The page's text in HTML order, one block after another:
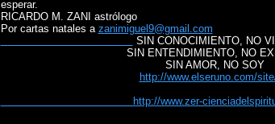
esperar.
RICARDO M. ZANI astrólogo
Por cartas natales a zanimiguel9@gmail.com
SIN CONOCIMIENTO, NO
SIN ENTENDIMIENTO, NO
SIN AMOR, NO SOY
http://www.elseruno.com/
http://www.zer-